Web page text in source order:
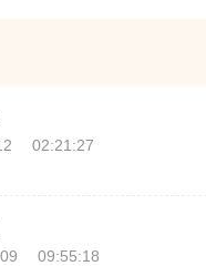
复更安
安全无
对数据
02:21:27
09 09:55:18